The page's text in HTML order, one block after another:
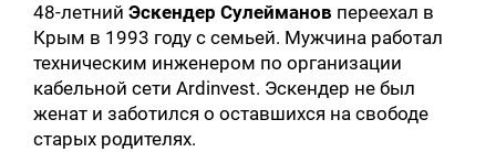
48-летний Эскендер Сулейманов переехал в
Крым в 1993 году с семьей. Мужчина работал
техническим инженером по организации
кабельной сети Ardinvest. Эскендер не был
женат и заботился о оставшихся на свободе
старых родителях.